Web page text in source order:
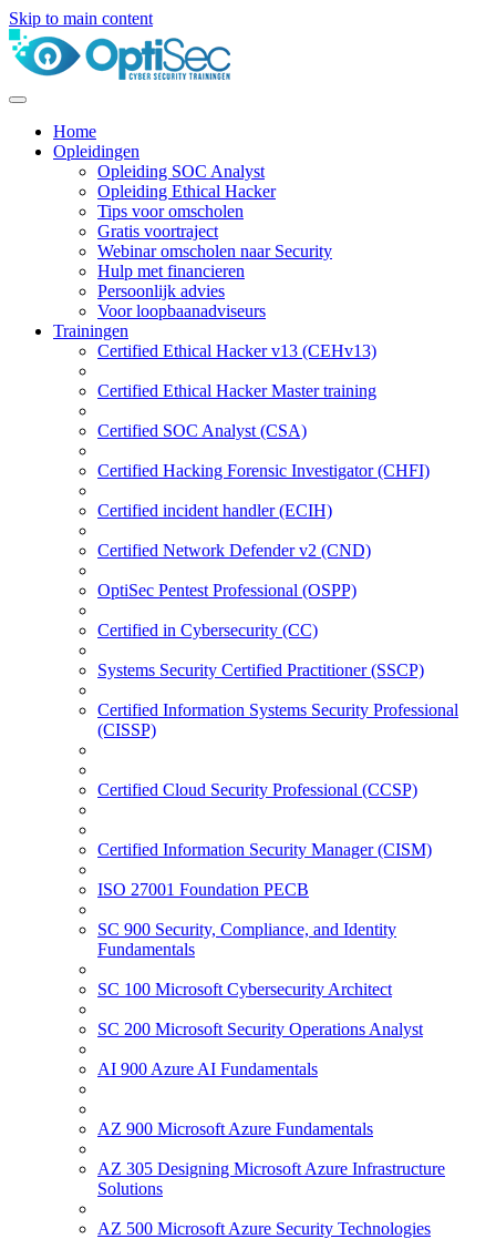
Skip to main content
Home
Opleidingen
Opleiding SOC Analyst
Opleiding Ethical Hacker
Tips voor omscholen
Gratis voortraject
Webinar omscholen naar Security
Hulp met financieren
Persoonlijk advies
Voor loopbaanadviseurs
Trainingen
Certified Ethical Hacker v13 (CEHv13)
Certified Ethical Hacker Master training
Certified SOC Analyst (CSA)
Certified Hacking Forensic Investigator (CHFI)
Certified incident handler (ECIH)
Certified Network Defender v2 (CND)
OptiSec Pentest Professional (OSPP)
Certified in Cybersecurity (CC)
Systems Security Certified Practitioner (SSCP)
Certified Information Systems Security Professional
(CISSP)
Certified Cloud Security Professional (CCSP)
Certified Information Security Manager (CISM)
ISO 27001 Foundation PECB
SC 900 Security, Compliance, and Identity
Fundamentals
SC 100 Microsoft Cybersecurity Architect
SC 200 Microsoft Security Operations Analyst
AI 900 Azure AI Fundamentals
AZ 900 Microsoft Azure Fundamentals
AZ 305 Designing Microsoft Azure Infrastructure
Solutions
AZ 500 Microsoft Azure Security Technologies